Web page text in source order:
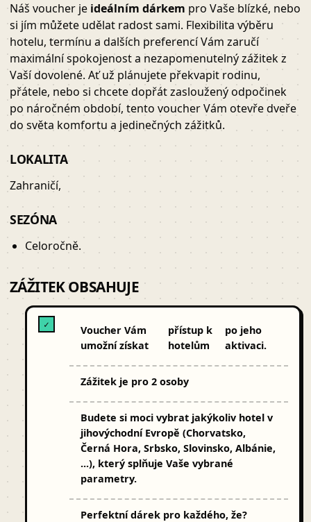
Náš voucher je ideálním dárkem pro Vaše blízké, nebo
si jím můžete udělat radost sami. Flexibilita výběru
hotelu, termínu a dalších preferencí Vám zaručí
maximální spokojenost a nezapomenutelný zážitek z
Vaší dovolené. Ať už plánujete překvapit rodinu,
přátele, nebo si chcete dopřát zasloužený odpočinek
po náročném období, tento voucher Vám otevře dveře
do světa komfortu a jedinečných zážitků.
LOKALITA
Zahraničí,
SEZÓNA
Celoročně.
ZÁŽITEK OBSAHUJE
✓
Voucher Vám
umožní získat
přístup k
hotelům
po jeho
aktivaci.
Zážitek je pro 2 osoby
Budete si moci vybrat jakýkoliv hotel v
jihovýchodní Evropě (Chorvatsko,
Černá Hora, Srbsko, Slovinsko, Albánie,
...), který splňuje Vaše vybrané
parametry.
Perfektní dárek pro každého, že?